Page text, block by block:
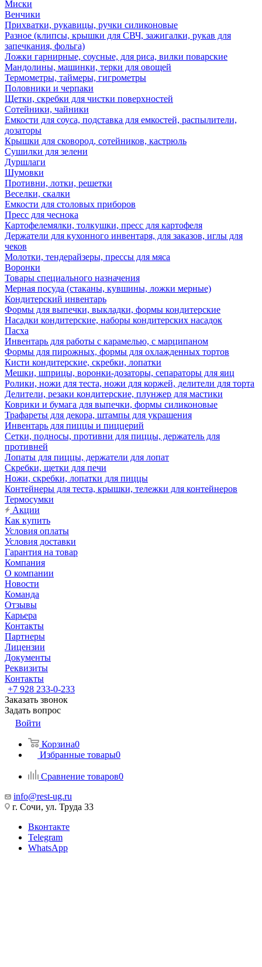
Миски
Венчики
Прихватки, рукавицы, ручки силиконовые
Разное (клипсы, крышки для СВЧ, зажигалки, рукав для
запечкания, фольга)
Ложки гарнирные, соусные, для риса, вилки поварские
Мандолины, машинки, терки для овощей
Термометры, таймеры, гигрометры
Половники и черпаки
Щетки, скребки для чистки поверхностей
Сотейники, чайники
Емкости для соуса, подставка для емкостей, распылители,
дозаторы
Крышки для сковород, сотейников, кастрюль
Сушилки для зелени
Дуршлаги
Шумовки
Противни, лотки, решетки
Веселки, скалки
Емкости для столовых приборов
Пресс для чеснока
Картофелемялки, толкушки, пресс для картофеля
Держатели для кухонного инвентаря, для заказов, иглы для
чеков
Молотки, тендерайзеры, прессы для мяса
Воронки
Товары специального назначения
Мерная посуда (стаканы, кувшины, ложки мерные)
Кондитерский инвентарь
Формы для выпечки, выкладки, формы кондитерские
Насадки кондитерские, наборы кондитерских насадок
Пасха
Инвентарь для работы с карамелью, с марципаном
Формы для пирожных, формы для охлажденных тортов
Кисти кондитерские, скребки, лопатки
Мешки, шприцы, воронки-дозаторы, сепараторы для яиц
Ролики, ножи для теста, ножи для коржей, делители для торта
Делители, резаки кондитерские, плунжер для мастики
Коврики и бумага для выпечки, формы силиконовые
Трафареты для декора, штампы для украшения
Инвентарь для пиццы и пиццерий
Сетки, подносы, противни для пиццы, держатель для
противней
Лопаты для пиццы, держатели для лопат
Скребки, щетки для печи
Ножи, скребки, лопатки для пиццы
Контейнеры для теста, крышки, тележки для контейнеров
Термосумки
Акции
Как купить
Условия оплаты
Условия доставки
Гарантия на товар
Компания
О компании
Новости
Команда
Отзывы
Карьера
Контакты
Партнеры
Лицензии
Документы
Реквизиты
Контакты
+7 928 233-0-233
Заказать звонок
Задать вопрос
Войти
Корзина0
Избранные товары0
Сравнение товаров0
info@rest-ug.ru
г. Сочи, ул. Труда 33
Вконтакте
Telegram
WhatsApp